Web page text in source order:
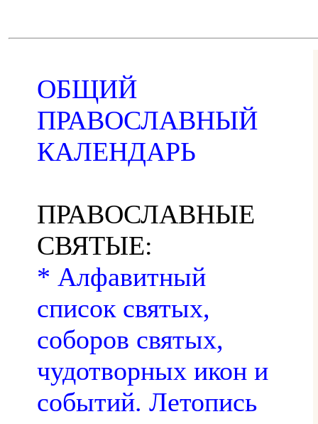
ОБЩИЙ
ПРАВОСЛАВНЫЙ
КАЛЕНДАРЬ
ПРАВОСЛАВНЫЕ
СВЯТЫЕ:
* Алфавитный
список святых,
соборов святых,
чудотворных икон и
событий. Летопись